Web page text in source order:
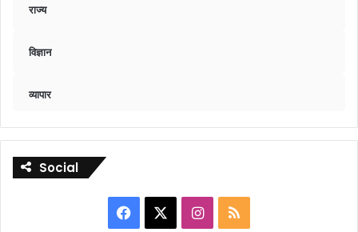
राज्य
विज्ञान
व्यापार
Social
Facebook Instagram
RSS